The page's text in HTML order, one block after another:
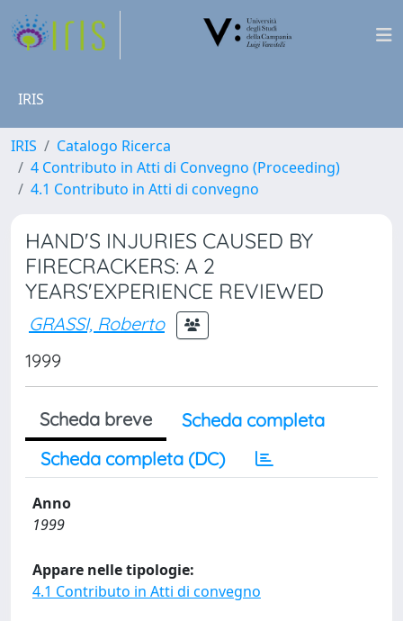
IRIS
IRIS
Catalogo Ricerca
4 Contributo in Atti di Convegno (Proceeding)
4.1 Contributo in Atti di convegno
HAND'S INJURIES CAUSED BY
FIRECRACKERS: A 2
YEARS'EXPERIENCE REVIEWED
GRASSI, Roberto
1999
Scheda breve
Scheda completa
Scheda completa (DC)
Anno
1999
Appare nelle tipologie:
4.1 Contributo in Atti di convegno